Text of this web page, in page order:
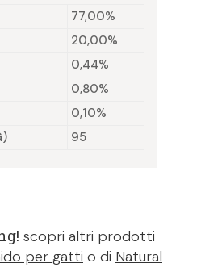
77,00%
20,00%
0,44%
0,80%
0,10%
95
scopri altri prodotti
per gatti o di Natural